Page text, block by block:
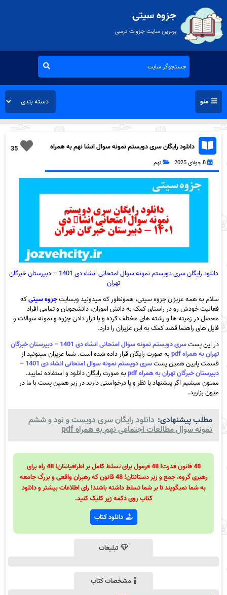
جزوه سیتی
برترین سایت جزوات درسی
منو
35
دانلود رایگان سری دویستم نمونه سوال انشا نهم به همراه
8 جولای 2025 نهم
دانلود رایگان سری دویستم نمونه سوال امتحانی انشاء دی 1401 – دبیرستان خبرگان
تهران
سلام به همه عزیزان جزوه سیتی، همونطور که میدونید وبسایتجزوه سیتیکه
فعالیت خودش رو در راستای کمک به دانش اموزان، دانشجویان و تمامی افراد
محصل در زمینه ها و رشته های مختلف کرده و با قرار دادن جزوه و نمونه سوالات و
فایل های راهنما قصد کمک به این عزیزان را دارد.
در این پست
سری دویستم نمونه سوال امتحانی انشاء دی 1401 – دبیرستان خبرگان
تهران به همراه pdf
به صورت رایگان قرار داده شده است. شما عزیزان میتونید از
قسمت پایین همین پست
سری دویستم نمونه سوال امتحانی انشاء دی 1401 –
دبیرستان خبرگان تهران به همراه pdf
به صورت رایگان دانلود و استفاده نمایید.
ممنون میشیم اگر پیشنهاد یا نظر و یا درخواستی دارید در زیر همین پست با ما در
میون بزارید.
مطلب پیشنهادی: دانلود رایگان سری دویست و نود و ششم
نمونه سوال مطالعات اجتماعی نهم به همراه pdf
48 قانون قدرت! 48 فرمول برای تسلط کامل بر اطرافیانتان! 48 راه برای
رهبری گروه، جمع و زیر دستانتان! 48 قانون که رهبران واقعی و بزرگ جامعه
به شما نمیگویند تا بر شما تسلط داشته باشند! رای اطلاعات بیشتر و دانلود
کتاب روی دکمه زیر کلیک کنید.
دانلود کتاب
تبلیغات
مشخصات کتاب